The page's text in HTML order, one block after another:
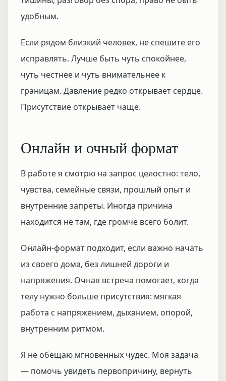
удобным.
Если рядом близкий человек, не спешите его
исправлять. Лучше быть чуть спокойнее,
чуть честнее и чуть внимательнее к
границам. Давление редко открывает сердце.
Присутствие открывает чаще.
Онлайн и очный формат
В работе я смотрю на запрос целостно: тело,
чувства, семейные связи, прошлый опыт и
внутренние запреты. Иногда причина
находится не там, где громче всего болит.
Онлайн-формат подходит, если важно начать
из своего дома, без лишней дороги и
напряжения. Очная встреча помогает, когда
телу нужно больше присутствия: мягкая
работа с напряжением, дыханием, опорой,
внутренним ритмом.
Я не обещаю мгновенных чудес. Моя задача
— помочь увидеть первопричину, вернуть